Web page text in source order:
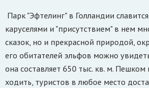
Парк "Эфтелинг" в Голландии
каруселями и "присутствием" в нем
сказок, но и прекрасной природой,
его обитателей эльфов можно
она составляет 650 тыс. кв. м.
ходить, туристов в любое место